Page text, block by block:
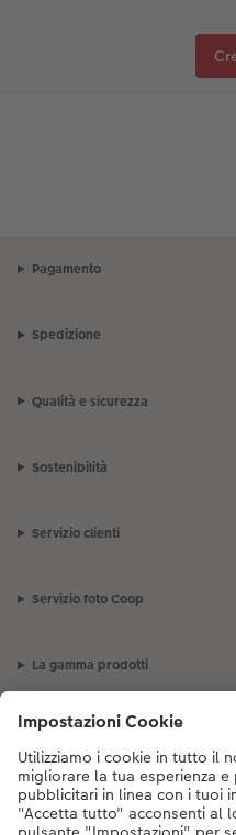
Pagamento
Spedizione
Qualità e sicurezza
Sostenibilità
Servizio clienti
Servizio foto Coop
La gamma prodotti
I nostri consigli
Se hai domande sui prodotti o
lunedì alla domenica dalle 9:00